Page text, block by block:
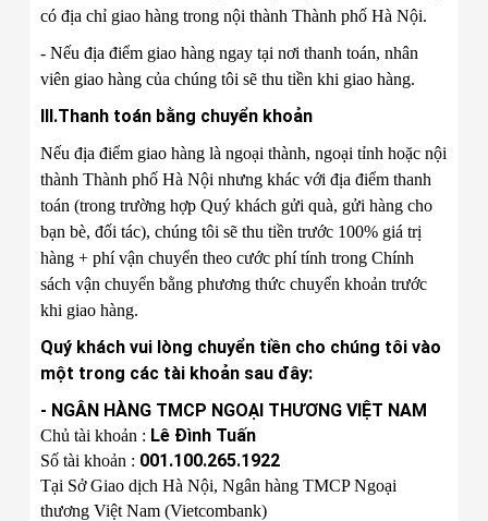
có địa chỉ giao hàng trong nội thành Thành phố Hà Nội.
- Nếu địa điểm giao hàng ngay tại nơi thanh toán, nhân
viên giao hàng của chúng tôi sẽ thu tiền khi giao hàng.
III.Thanh toán bằng chuyển khoản
Nếu địa điểm giao hàng là ngoại thành, ngoại tỉnh hoặc nội
thành Thành phố Hà Nội nhưng khác với địa điểm thanh
toán (trong trường hợp Quý khách gửi quà, gửi hàng cho
bạn bè, đối tác), chúng tôi sẽ thu tiền trước 100% giá trị
hàng + phí vận chuyển theo cước phí tính trong Chính
sách vận chuyển bằng phương thức chuyển khoản trước
khi giao hàng.
Quý khách vui lòng chuyển tiền cho chúng tôi vào
một trong các tài khoản sau đây:
- NGÂN HÀNG TMCP NGOẠI THƯƠNG VIỆT NAM
Chủ tài khoản : Lê Đình Tuấn
Số tài khoản : 001.100.265.1922
Tại Sở Giao dịch Hà Nội, Ngân hàng TMCP Ngoại
thương Việt Nam (Vietcombank)